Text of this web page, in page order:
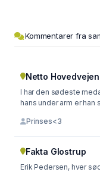
Kommentarer fra
Netto
I har den sødeste medarbejder i
hans under arm er han
Prinses<3
Fakta Glostrup
Erik Pedersen, hver